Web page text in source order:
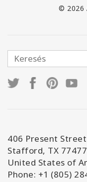
© 2026
406 Present Street
Stafford, TX 77477
United States of
Phone: +1 (805)